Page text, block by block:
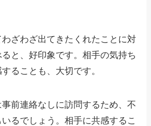
ざわざ出てきたくれたことに対
と、好印象です。相手の気持ち
ることも、大切です。
前連絡なしに訪問するため、不
るでしょう。相手に共感するこ